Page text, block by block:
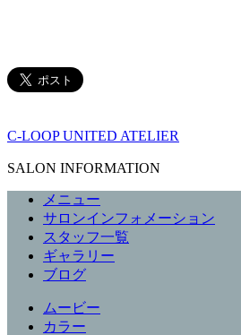
C-LOOP UNITED ATELIER
SALON INFORMATION
メニュー
サロンインフォメーション
スタッフ一覧
ギャラリー
ブログ
ムービー
カラー